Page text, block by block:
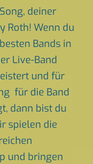
deiner
Roth! Wenn du
Bands in
Live-Band
und für
für die Band
dann bist du
spielen die
und bringen